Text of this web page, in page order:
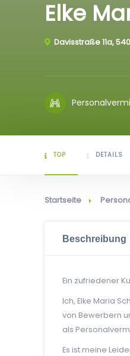
Elke
Davisstraße 11a,
TOP DETAILS
Startseite
Beschreibung
Ein zufriedener
Ich, Elke Maria
von Bewerbern
als
Es ist meine